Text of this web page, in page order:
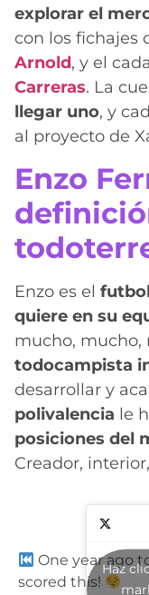
explorar el
con los fichajes
Arnold, y el
Carreras. La
llegar uno, y
al proyecto de
Enzo
Enzo es el
quiere en su
mucho, mucho,
todocampista
desarrollar y
polivalencia le
posiciones del
Creador,
One year ago
scored this!
Haz